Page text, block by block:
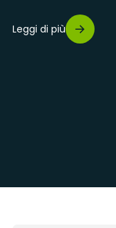
Leggi di più